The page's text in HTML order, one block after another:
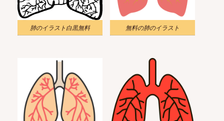
肺のイラスト白黒無料 無料の肺のイラスト